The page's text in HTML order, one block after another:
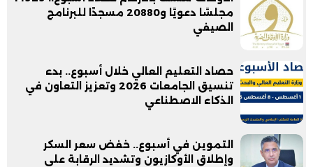
مجلسًا دعويًا و20880 مسجدًا للبرنامج
الصيفي
حصاد التعليم العالي خلال أسبوع.. بدء
تنسيق الجامعات 2026 وتعزيز التعاون في
الذكاء الاصطناعي
التموين في أسبوع.. خفض سعر السكر
وإطلاق الأوكازيون وتشديد الرقابة على